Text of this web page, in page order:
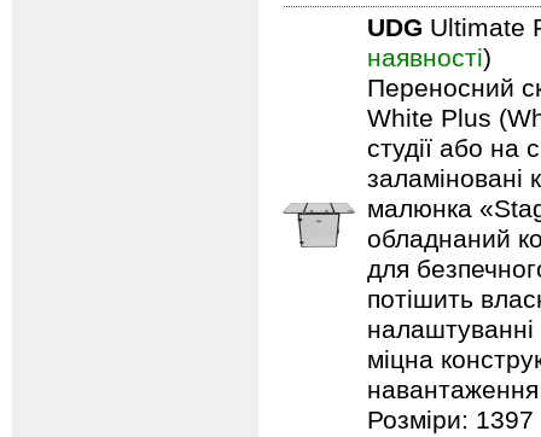
UDG Ultimate
наявності)
Переносний
White Plus
студії або на
заламіновані
малюнка
обладнаний
для
потішить
міцна
Розміри: